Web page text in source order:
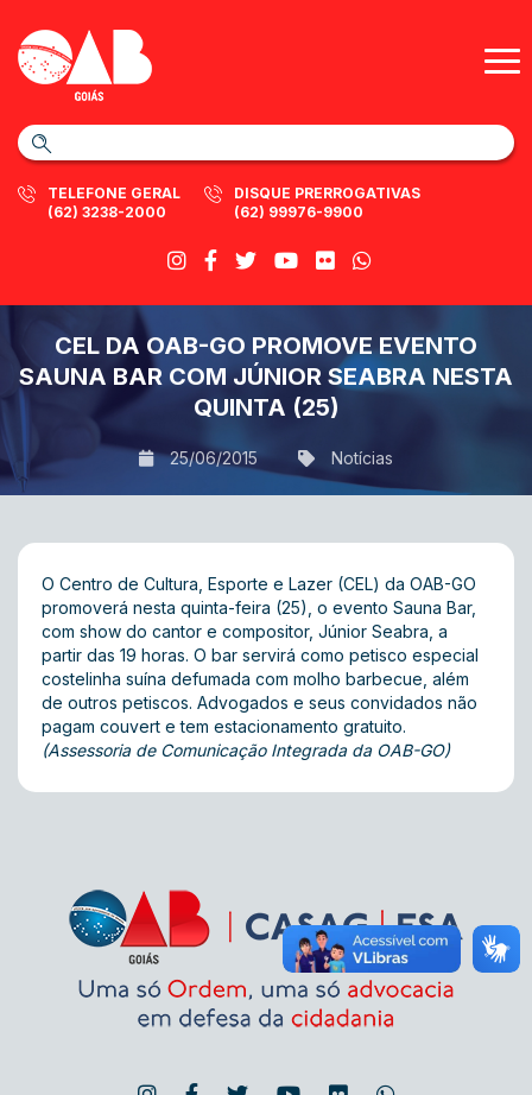
TELEFONE GERAL
(62) 3238-2000
DISQUE PRERROGATIVAS
(62) 99976-9900
CEL DA OAB-GO PROMOVE EVENTO
SAUNA BAR COM JÚNIOR SEABRA NESTA
QUINTA (25)
25/06/2015 Notícias
O Centro de Cultura, Esporte e Lazer (CEL) da OAB-GO
promoverá nesta quinta-feira (25), o evento Sauna Bar,
com show do cantor e compositor, Júnior Seabra, a
partir das 19 horas. O bar servirá como petisco especial
costelinha suína defumada com molho barbecue, além
de outros petiscos. Advogados e seus convidados não
pagam couvert e tem estacionamento gratuito.
(Assessoria de Comunicação Integrada da OAB-GO)